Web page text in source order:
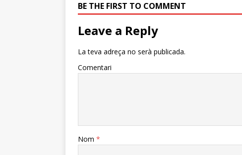
BE THE FIRST TO COMMENT
Leave a Reply
La teva adreça no serà publicada.
Comentari
Nom *